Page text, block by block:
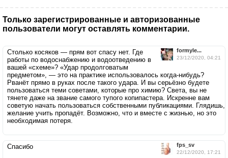
Только зарегистрированные и авторизованные
пользователи могут оставлять комментарии.
formyle...
23/12/2020, 04:21
Столько косяков — прям вот спасу нет. Где
работы по водоснабжению и водоотведению в
вашей «схеме»? «Удар продолговатым
предметом», — это на практике использовалось когда-нибудь?
Рванёт прямо в руках после такого удара. И вы серьёзно будете
пользоваться теми советами, которые про химию? Света, вы не
тянете даже на звание самого тупого копипастера. Искренне вам
советую начать пользоваться собственными публикациями. Глядишь,
желание учить пропадёт. Возможно, что и вместе с жизнью, но это
необходимая потеря.
fps_sv
22/12/2020, 17:21
Спасибо